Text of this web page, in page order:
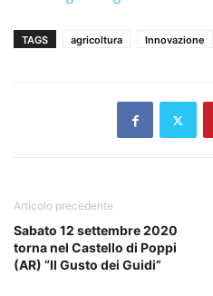
TAGS agricoltura Innovazione
Articolo precedente
Sabato 12 settembre 2020
torna nel Castello di Poppi
(AR) “Il Gusto dei Guidi”